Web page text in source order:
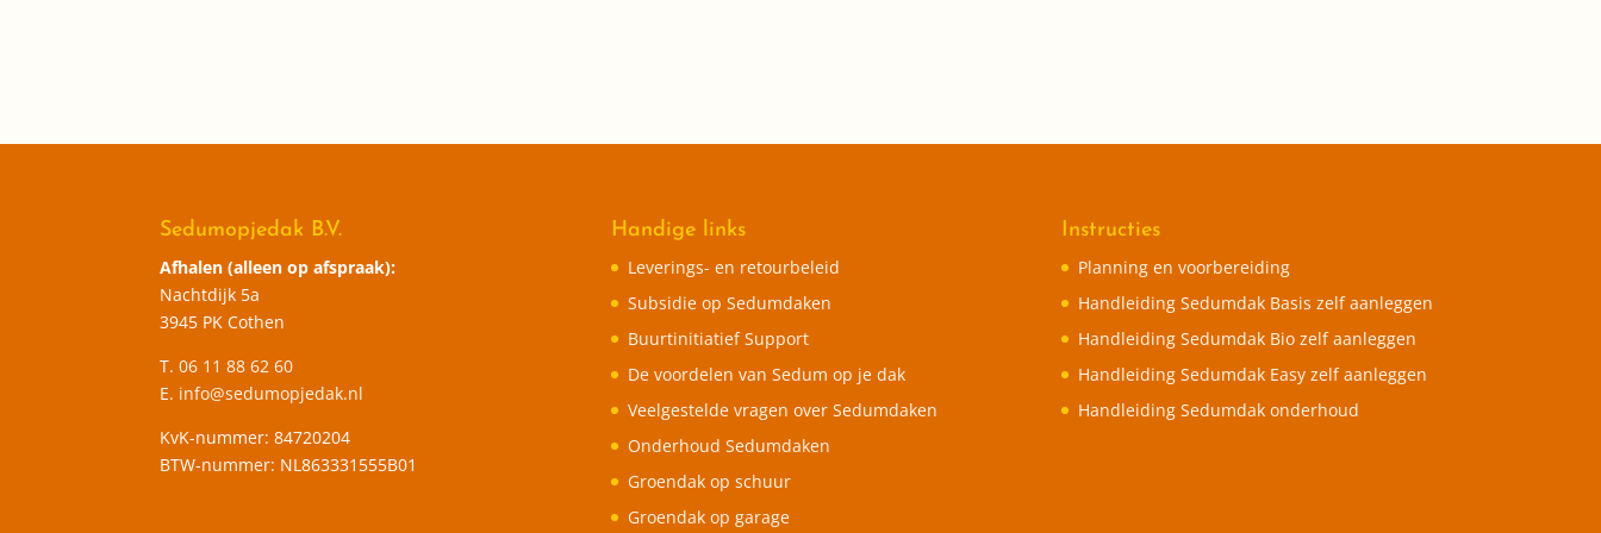
Sedumopjedak B.V.
Afhalen (alleen op afspraak):
Nachtdijk 5a
3945 PK Cothen
T.06 11 88 62 60
E. info@sedumopjedak.nl
KvK-nummer: 84720204
BTW-nummer: NL863331555B01
Handige links
Leverings- en retourbeleid
Subsidie op Sedumdaken
Buurtinitiatief Support
De voordelen van Sedum op je dak
Veelgestelde vragen over Sedumdaken
Onderhoud Sedumdaken
Groendak op schuur
Groendak op garage
Instructies
Planning en voorbereiding
Handleiding Sedumdak Basis zelf aanleggen
Handleiding Sedumdak Bio zelf aanleggen
Handleiding Sedumdak Easy zelf aanleggen
Handleiding Sedumdak onderhoud